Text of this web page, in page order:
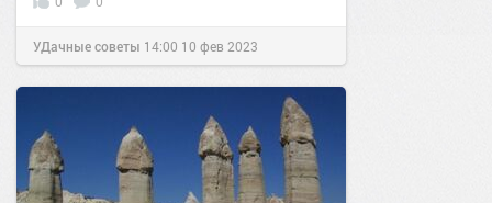
УДачные советы 14:00 10 фев 2023